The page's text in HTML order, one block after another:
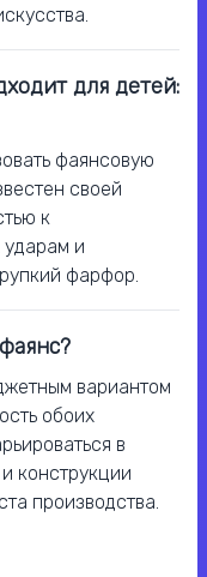
для детей:
фаянсовую
своей
к
и
фарфор.
вариантом
обоих
в
конструкции
производства.